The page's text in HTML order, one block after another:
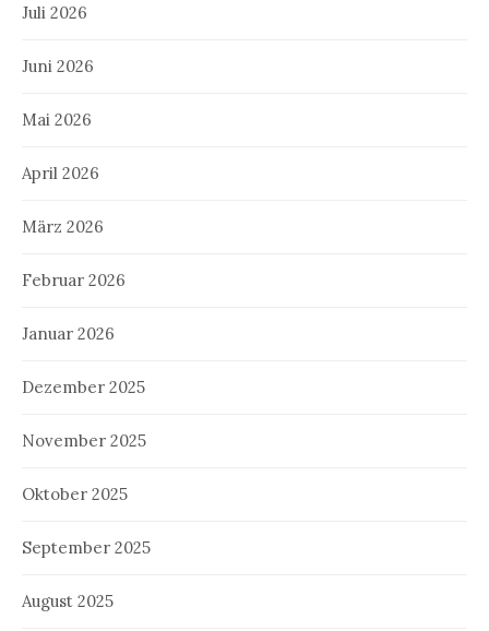
Juli 2026
Juni 2026
Mai 2026
April 2026
März 2026
Februar 2026
Januar 2026
Dezember 2025
November 2025
Oktober 2025
September 2025
August 2025